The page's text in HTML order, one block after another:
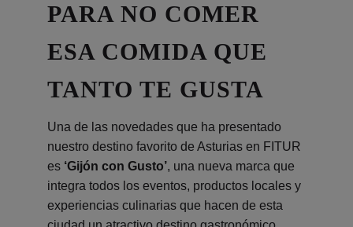
PARA NO COMER
ESA COMIDA QUE
TANTO TE GUSTA
Una de las novedades que ha presentado
nuestro destino favorito de Asturias en FITUR
es ‘Gijón con Gusto’, una nueva marca que
integra todos los eventos, productos locales y
experiencias culinarias que hacen de esta